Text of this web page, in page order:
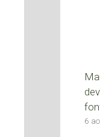
6